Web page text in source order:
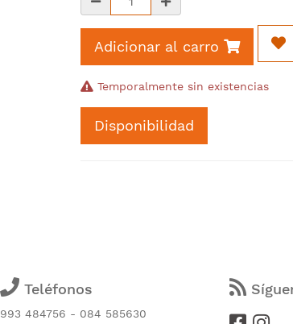
Adicionar al carro
Temporalmente sin existencias
Disponibilidad
Teléfonos
993 484756 - 084 585630